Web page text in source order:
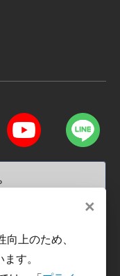
、日、祝祭日
利用規約
タマーハラスメントに
×
上のため、
す。